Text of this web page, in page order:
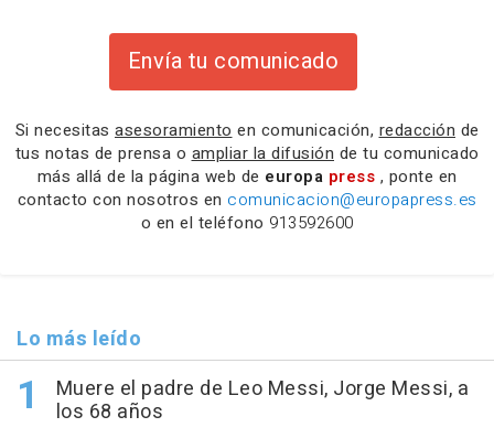
Envía tu comunicado
Si necesitas asesoramiento en comunicación, redacción de
tus notas de prensa o ampliar la difusión de tu comunicado
más allá de la página web de europa press , ponte en
contacto con nosotros en comunicacion@europapress.es
o en el teléfono 913592600
Lo más leído
Muere el padre de Leo Messi, Jorge Messi, a
los 68 años